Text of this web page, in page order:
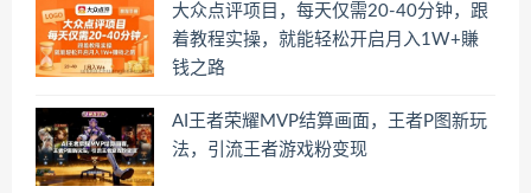
大众点评项目，每天仅需20-40分钟，跟
着教程实操，就能轻松开启月入1W+賺
钱之路
AI王者荣耀MVP结算画面，王者P图新玩
法，引流王者游戏粉变现